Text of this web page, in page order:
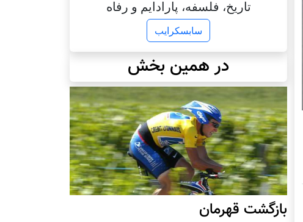
تاریخ، فلسفه، پارادایم و رفاه
سابسکرایب
در همین بخش
بازگشت قهرمان